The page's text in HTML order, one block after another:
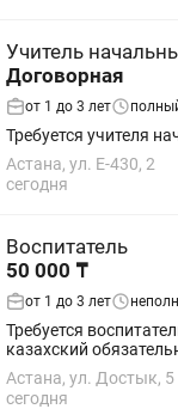
Учитель
Договорная
от 1 до 3 лет
Требуется учителя
Астана, ул. Е-430, 2
сегодня
Воспитатель
50 000 ₸
от 1 до 3 лет
Требуется воспитатель в центр развития детей Программа
Астана, ул. Достык, 5
сегодня